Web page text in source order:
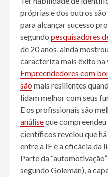
próprias e dos outros
para alcançar sucesso
segundo pesquisadores
de 20 anos, ainda
caracteriza mais êxito na
Empreendedores com
são mais resilientes
lidam melhor com seus
E os profissionais são
análiseque
científicos revelou que
entre a IE e a eficácia da
Parte da
segundo Goleman), a